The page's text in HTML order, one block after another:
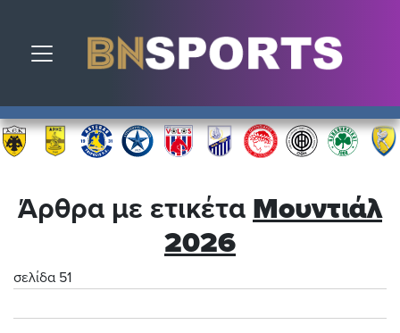
Toggle navigation
Άρθρα με ετικέτα Μουντιάλ
2026
σελίδα 51